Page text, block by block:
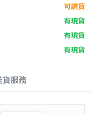
可調貨
有現貨
有現貨
有現貨
退款政策
貨服務